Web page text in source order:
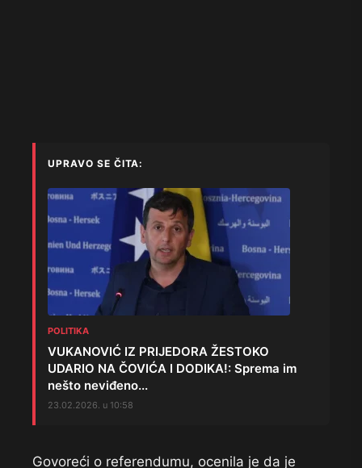
UPRAVO SE ČITA:
POLITIKA
VUKANOVIĆ IZ PRIJEDORA ŽESTOKO
UDARIO NA ČOVIĆA I DODIKA!: Sprema im
nešto neviđeno...
23.02.2026. u 10:58
Govoreći o referendumu, ocenila je da je